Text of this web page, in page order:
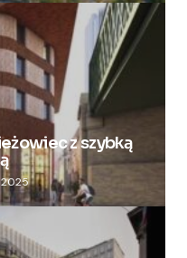
z szybką
2025